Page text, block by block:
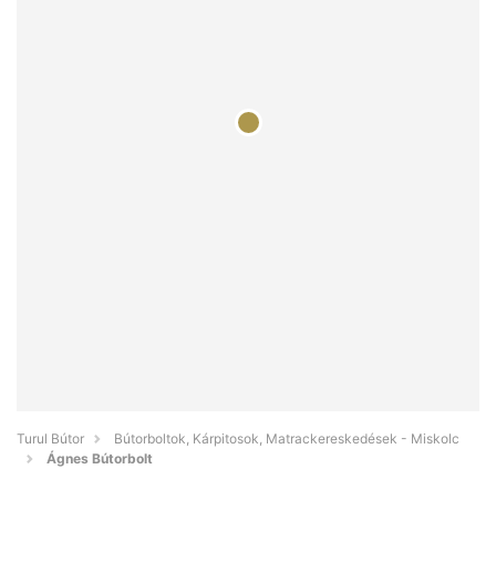
Turul Bútor
Bútorboltok, Kárpitosok, Matrackereskedések - Miskolc
Ágnes Bútorbolt